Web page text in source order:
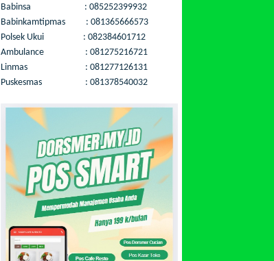
Babinsa : 085252399932
Babinkamtipmas : 081365666573
Polsek Ukui : 082384601712
Ambulance : 081275216721
Linmas : 081277126131
Puskesmas : 081378540032